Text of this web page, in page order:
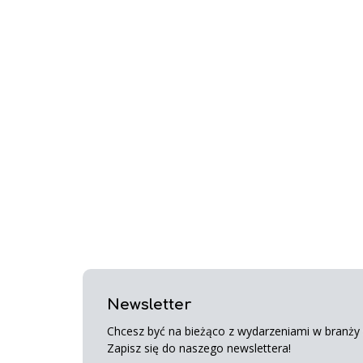
Newsletter
Chcesz być na bieżąco z wydarzeniami w
Zapisz się do naszego newslettera!